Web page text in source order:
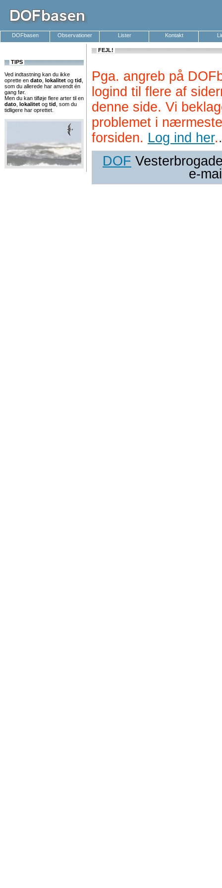
DOFbasen Observationer Lister Kontakt
TIPS
Ved indtastning kan du ikke
oprette en dato lokalitet og tid
som du allerede har anvendt én
gang før.
Men du kan tilføje flere arter til en
dato lokalitet og tid , som du
tidligere har oprettet.
FEJL!
Pga. angreb på
logind til flere af
denne side. Vi
problemet i
forsiden. Log ind her..
DOF
e-